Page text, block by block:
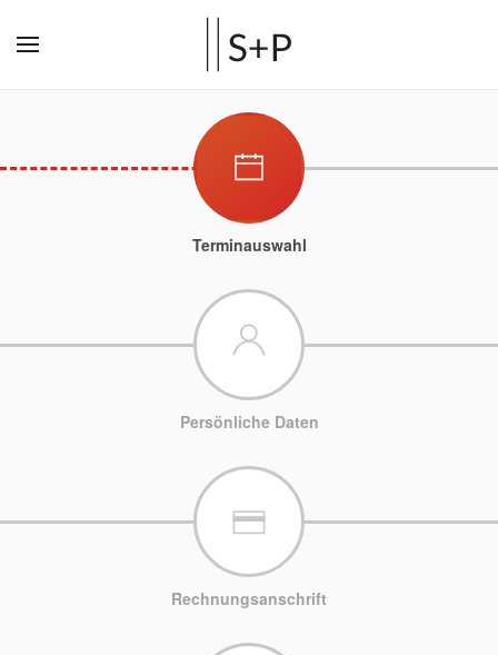
Terminauswahl
Persönliche Daten
Rechnungsanschrift